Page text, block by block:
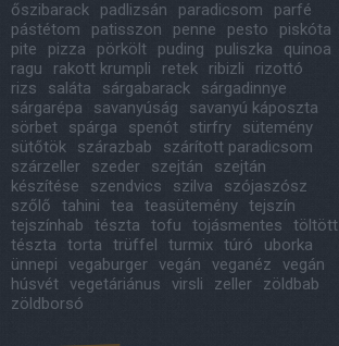
őszibarack
padlizsán paradicsom
parfé
pástétom
patisszon penne pesto
piskóta
pite
pizza pörkölt puding puliszka
quinoa
ragu
rakott krumpli retek ribizli
rizottó
rizs
saláta sárgabarack
sárgadinnye
sárgarépa
savanyúság
savanyú káposzta
sörbet
spárga spenót stirfry
sütemény
sütőtök
szárazbab
szárított paradicsom
szárzeller
szeder szejtán
szejtán
készítése
szendvics szilva
szójaszósz
szőlő
tahini tea teasütemény tejszín
tejszínhab
tészta tofu tojásmentes
töltött
tészta
torta trüffel turmix túró
uborka
ünnepi
vegaburger vegán veganéz
vegán
húsvét vegetáriánus virsli zeller
zöldbab
zöldborsó